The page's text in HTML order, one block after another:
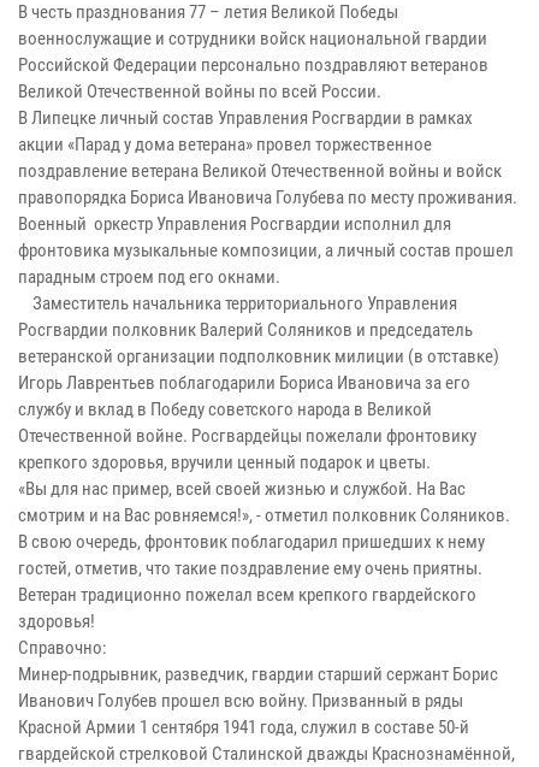
В честь празднования 77 – летия Великой Победы
военнослужащие и сотрудники войск национальной гвардии
Российской Федерации персонально поздравляют ветеранов
Великой Отечественной войны по всей России.
В Липецке личный состав Управления Росгвардии в рамках
акции «Парад у дома ветерана» провел торжественное
поздравление ветерана Великой Отечественной войны и войск
правопорядка Бориса Ивановича Голубева по месту проживания.
Военный оркестр Управления Росгвардии исполнил для
фронтовика музыкальные композиции, а личный состав прошел
парадным строем под его окнами.
Заместитель начальника территориального Управления
Росгвардии полковник Валерий Соляников и председатель
ветеранской организации подполковник милиции (в отставке)
Игорь Лаврентьев поблагодарили Бориса Ивановича за его
службу и вклад в Победу советского народа в Великой
Отечественной войне. Росгвардейцы пожелали фронтовику
крепкого здоровья, вручили ценный подарок и цветы.
«Вы для нас пример, всей своей жизнью и службой. На Вас
смотрим и на Вас ровняемся!», - отметил полковник Соляников.
В свою очередь, фронтовик поблагодарил пришедших к нему
гостей, отметив, что такие поздравление ему очень приятны.
Ветеран традиционно пожелал всем крепкого гвардейского
здоровья!
Справочно:
Минер-подрывник, разведчик, гвардии старший сержант Борис
Иванович Голубев прошел всю войну. Призванный в ряды
Красной Армии 1 сентября 1941 года, служил в составе 50-й
гвардейской стрелковой Сталинской дважды Краснознамённой,